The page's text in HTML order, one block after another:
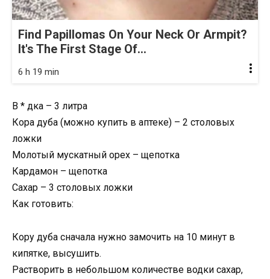
Find Papillomas On Your Neck Or Armpit?
It's The First Stage Of...
6 h 19 min
В * дка – 3 литра
Кора дуба (можно купить в аптеке) – 2 столовых
ложки
Молотый мускатный орех – щепотка
Кардамон – щепотка
Сахар – 3 столовых ложки
Как готовить:
Кору дуба сначала нужно замочить на 10 минут в
кипятке, высушить.
Растворить в небольшом количестве водки сахар,